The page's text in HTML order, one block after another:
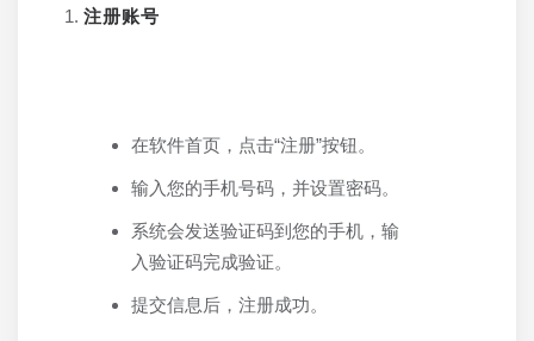
注册账号
在软件首页，点击“注册”按钮。
输入您的手机号码，并设置密码。
系统会发送验证码到您的手机，输
入验证码完成验证。
提交信息后，注册成功。